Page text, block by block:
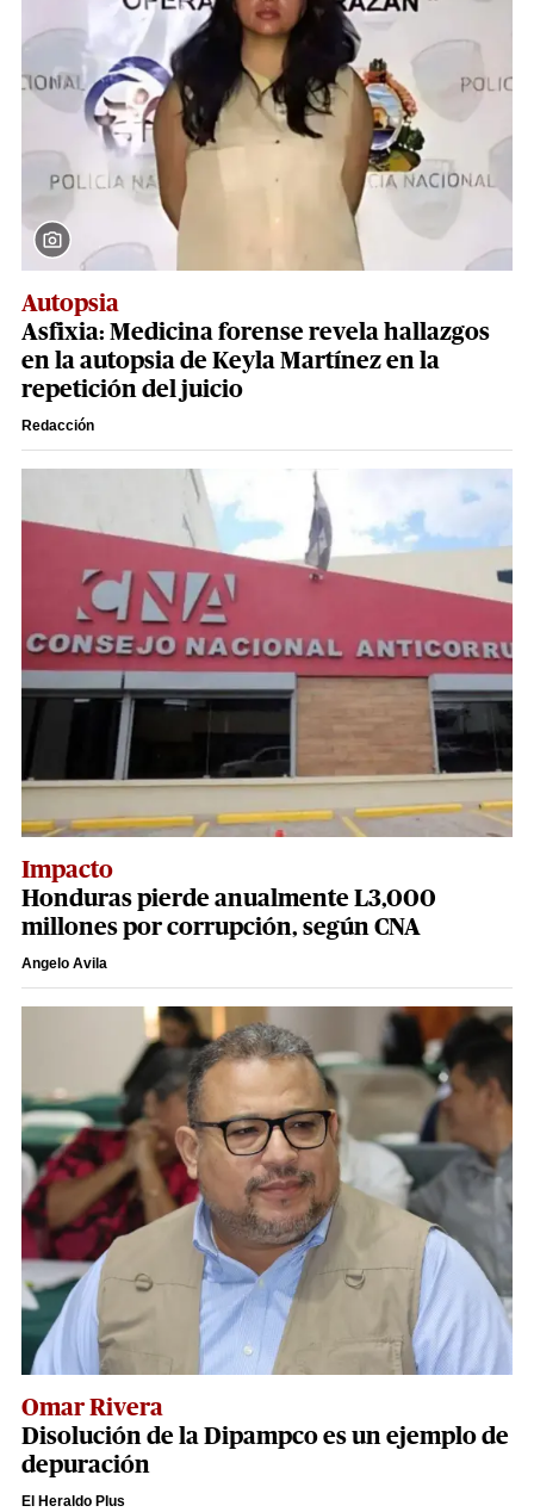
Autopsia
Asfixia: Medicina forense revela hallazgos
en la autopsia de Keyla Martínez en la
repetición del juicio
Redacción
Impacto
Honduras pierde anualmente L3,000
millones por corrupción, según CNA
Angelo Avila
Omar Rivera
Disolución de la Dipampco es un ejemplo de
depuración
El Heraldo Plus